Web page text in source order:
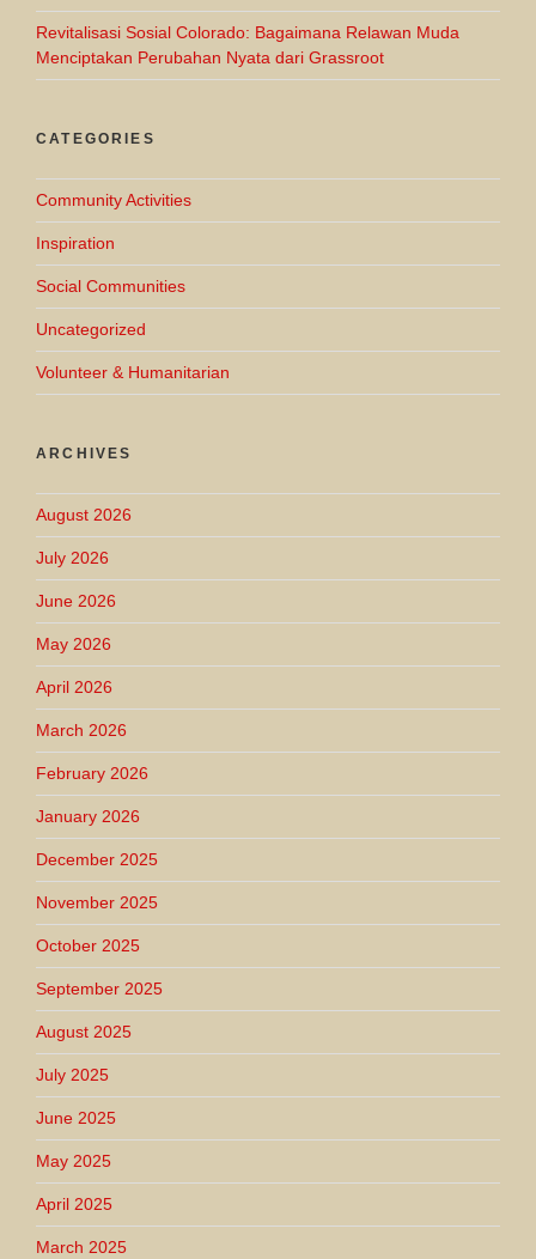
Revitalisasi Sosial Colorado: Bagaimana Relawan Muda
Menciptakan Perubahan Nyata dari Grassroot
CATEGORIES
Community Activities
Inspiration
Social Communities
Uncategorized
Volunteer & Humanitarian
ARCHIVES
August 2026
July 2026
June 2026
May 2026
April 2026
March 2026
February 2026
January 2026
December 2025
November 2025
October 2025
September 2025
August 2025
July 2025
June 2025
May 2025
April 2025
March 2025